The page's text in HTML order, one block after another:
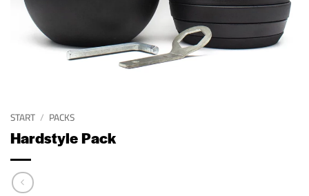
START / PACKS
Hardstyle Pack